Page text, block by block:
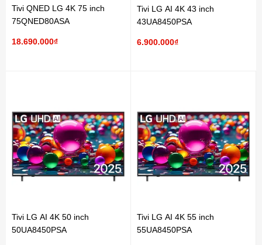
Tivi QNED LG 4K 75 inch
75QNED80ASA
18.690.000₫
Tivi LG AI 4K 43 inch
43UA8450PSA
6.900.000₫
Tivi LG AI 4K 50 inch
50UA8450PSA
Tivi LG AI 4K 55 inch
55UA8450PSA